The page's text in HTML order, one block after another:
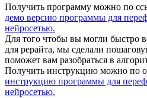
Получить программу можно по
демо версию программы для
нейросетью.
Для того чтобы вы могли быстро
для рерайта, мы сделали
поможет вам разобраться в
Получить инструкцию можно по
инструкцию программы для п
нейросетью.